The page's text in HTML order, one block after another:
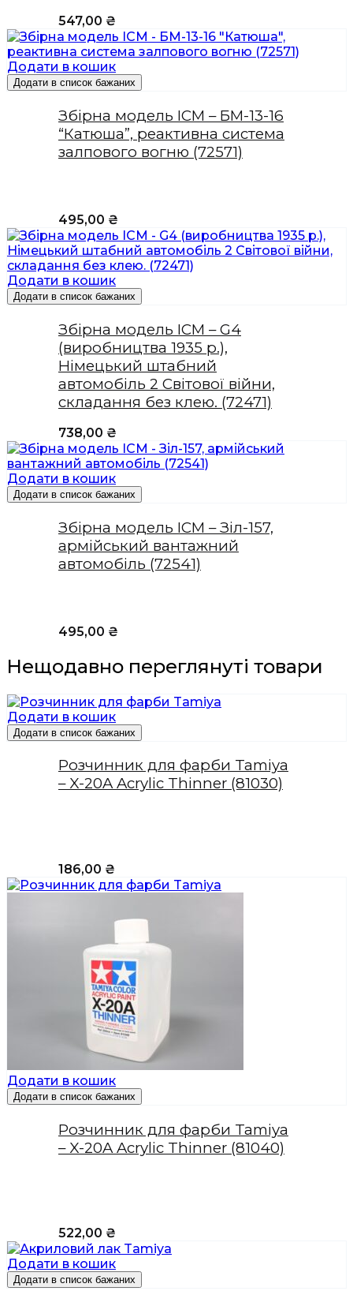
547,00 ₴
Додати в кошик
Додати в список бажаних
Збірна модель ICM – БМ-13-16
“Катюша”, реактивна система
залпового вогню (72571)
495,00 ₴
Додати в кошик
Додати в список бажаних
Збірна модель ICM – G4
(виробництва 1935 р.),
Німецький штабний
автомобіль 2 Світової війни,
складання без клею. (72471)
738,00 ₴
Додати в кошик
Додати в список бажаних
Збірна модель ICM – Зіл-157,
армійський вантажний
автомобіль (72541)
495,00 ₴
Нещодавно переглянуті товари
Додати в кошик
Додати в список бажаних
Розчинник для фарби Tamiya
– X-20A Acrylic Thinner (81030)
186,00 ₴
Додати в кошик
Додати в список бажаних
Розчинник для фарби Tamiya
– X-20A Acrylic Thinner (81040)
522,00 ₴
Додати в кошик
Додати в список бажаних